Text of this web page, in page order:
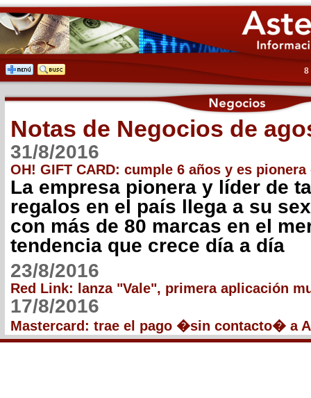
8
Notas de Negocios de
31/8/2016
OH! GIFT CARD: cumple 6 años y es
La empresa pionera y líder de
regalos en el país llega a su
con más de 80 marcas en el
tendencia que crece día a día
23/8/2016
Red Link: lanza "Vale", primera aplicación
17/8/2016
Mastercard: trae el pago �sin contacto� a